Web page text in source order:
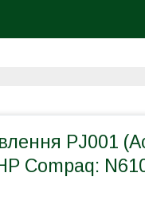
PJ001
Compaq: